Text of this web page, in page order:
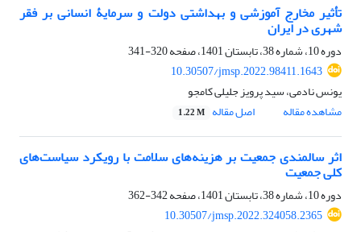
تأثیر مخارج آموزشی و بهداشتی دولت و سرمایۀ انسانی بر فقر
شهری در ایران
دوره 10، شماره 38، تابستان 1401، صفحه
320-341
10.30507/jmsp.2022.98411.1643
یونس نادمی، سید پرویز جلیلی کامجو
مشاهده مقاله
اصل مقاله 1.22 M
اثر سالمندی جمعیت بر هزینه‌های سلامت با رویکرد سیاست‌های
کلی جمعیت
دوره 10، شماره 38، تابستان 1401، صفحه
342-362
10.30507/jmsp.2022.324058.2365